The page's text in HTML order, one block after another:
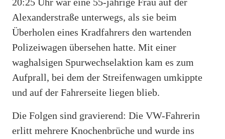
Alexanderstraße unterwegs, als sie beim
Überholen eines Kradfahrers den wartenden
Polizeiwagen übersehen hatte. Mit einer
waghalsigen Spurwechselaktion kam es zum
Aufprall, bei dem der Streifenwagen umkippte
und auf der Fahrerseite liegen blieb.
Die Folgen sind gravierend: Die VW-Fahrerin
erlitt mehrere Knochenbrüche und wurde ins